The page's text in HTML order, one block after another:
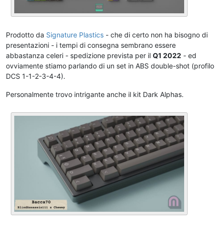
Prodotto da Signature Plastics - che di certo non ha bisogno di
presentazioni - i tempi di consegna sembrano essere
abbastanza celeri - spedizione prevista per il Q1 2022 - ed
ovviamente stiamo parlando di un set in ABS double-shot (profilo
DCS 1-1-2-3-4-4).
Personalmente trovo intrigante anche il kit Dark Alphas.